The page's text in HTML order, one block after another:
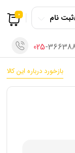
نام 0
025-
بازخورد درباره این کالا